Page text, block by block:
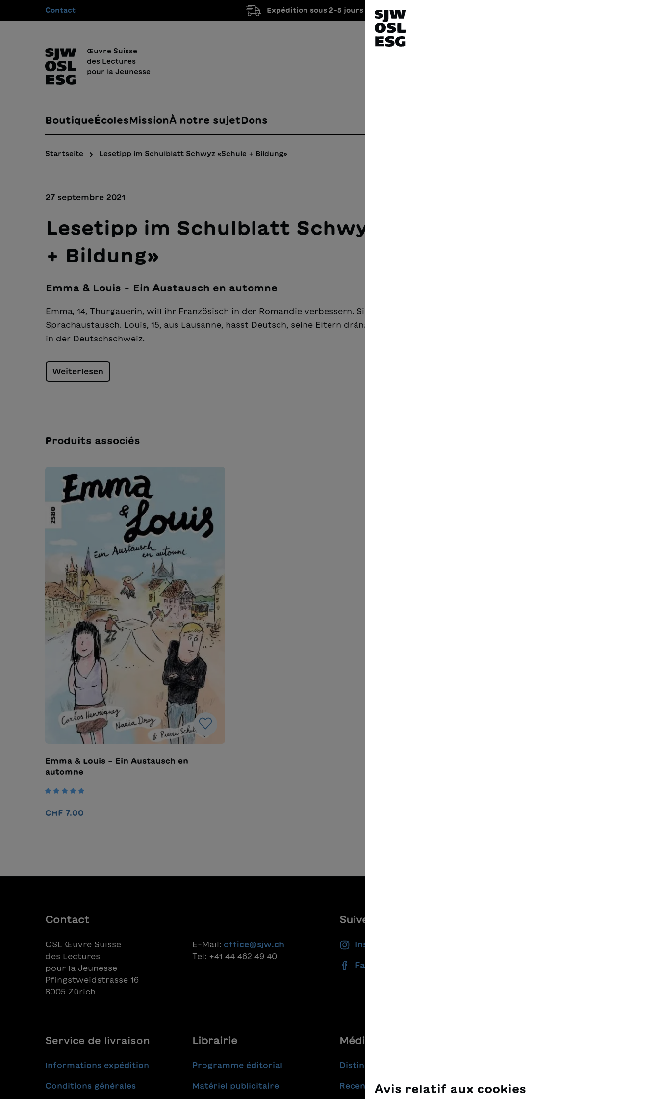
Passer à la navigation principale
Contact Expédition sous 2-5 jours ouvrés
Œuvre Suisse
des Lectures
pour la Jeunesse
BoutiqueÉcolesMissionÀ notre sujetDons
Startseite Lesetipp im Schulblatt Schwyz «Schule + Bildung»
27 septembre 2021
Lesetipp im Schulblatt Schwyz «Schule
+ Bildung»
Emma & Louis - Ein Austausch en automne
Emma, 14, Thurgauerin, will ihr Französisch in der Romandie verbessern. Sie freut sich auf den
Sprach­austausch. Louis, 15, aus Lausanne, hasst Deutsch, seine Eltern drängen ihn zum Aufenthalt
in der Deutschschweiz.
Weiterlesen
Ignorer la galerie de produits
Produits associés
Emma & Louis – Ein Austausch en
automne
CHF 7.00
Contact
OSL Œuvre Suisse
des Lectures
pour la Jeunesse
Pfingstweidstrasse 16
8005 Zürich
E-Mail: office@sjw.ch
Tel: +41 44 462 49 40
Suivez-nous
Instagram
Facebook
Service de livraison
Informations expédition
Conditions générales
Librairie
Programme éditorial
Matériel publicitaire
Médias
Distinctions
RecensionsAvis relatif aux cookies